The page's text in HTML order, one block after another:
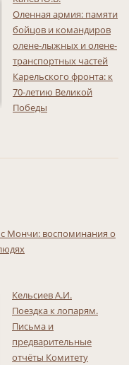
Оленная армия: памяти
бойцов и командиров
олене-лыжных и олене-
транспортных частей
Карельского фронта: к
70-летию Великой
Победы
Мончи: воспоминания о
Кельсиев А.И.
Поездка к лопарям.
Письма и
предварительные
отчёты Комитету